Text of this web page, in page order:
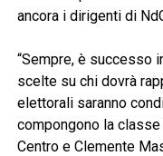
ancora i dirigenti di
“Sempre, è successo
scelte su chi dovrà
elettorali saranno
compongono la
Centro e Clemente